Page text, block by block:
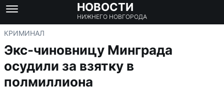
НОВОСТИ
НИЖНЕГО НОВГОРОДА
КРИМИНАЛ
Экс-чиновницу Минграда
осудили за взятку в
полмиллиона